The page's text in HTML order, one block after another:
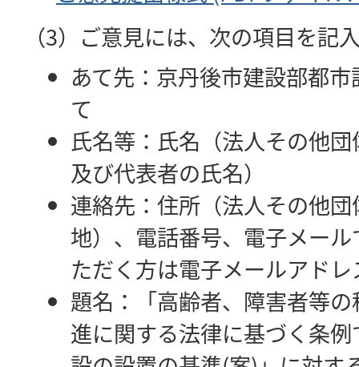
（3）ご意見には、次の項目を記
あて先：京丹後市建設部都
て
氏名等：氏名（法人その他
及び代表者の氏名）
連絡先：住所（法人その他
地）、電話番号、電子メー
ただく方は電子メールアドレ
題名：「高齢者、障害者等
進に関する法律に基づく条